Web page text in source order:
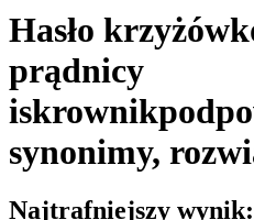
Hasło
prądnicy
iskrownik
synonimy,
Najtrafniejszy wynik: